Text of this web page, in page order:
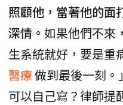
照顧他，當著他的面
深情。 如果他們不來
生系統就好，要是重
醫療做到最後一刻
可以自己寫？律師提